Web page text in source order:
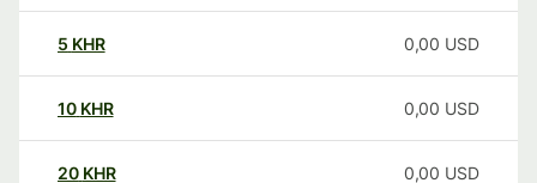
5 KHR 0,00 USD
10 KHR 0,00 USD
20 KHR 0,00 USD